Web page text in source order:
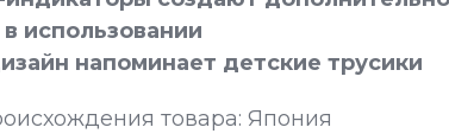
использовании
напоминает детские трусики
товара: Япония